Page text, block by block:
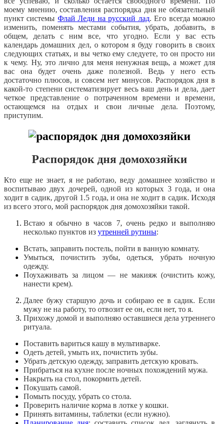
моему мнению, составления распорядка дня не обязательный
пункт системы Флай Леди на русский лад. Его всегда можно
изменить, поменять местами события, убрать, добавить, в
общем, делать с ним все, что угодно. Если у вас есть
календарь домашних дел, о котором я буду говорить в своих
следующих статьях, и вы четко ему следуете, то он просто ни
к чему. Ну, это лично для меня ненужная вещь, а может для
вас она будет очень даже полезной. Ведь у него есть
достаточно плюсов, и совсем нет минусов. Распорядок дня в
какой-то степени систематизирует весь ваш день и дела, дает
четкое представление о потраченном времени и времени,
остающемся на отдых и свои личные дела. Поэтому,
приступим.
Распорядок дня домохозяйки
Кто еще не знает, я не работаю, веду домашнее хозяйство и
воспитываю двух дочерей, одной из которых 3 года, и она
ходит в садик, другой 1.5 года, и она не ходит в садик. Исходя
из всего этого, мой распорядок дня домохозяйки такой.
Встаю я обычно в часов 7, очень редко и выполняю
несколько пунктов из утренней рутины:
Встать, заправить постель, пойти в ванную комнату.
Умыться, почистить зубы, одеться, убрать ночную
одежду.
Поухаживать за лицом — не макияж (очистить кожу,
нанести крем).
Далее бужу старшую дочь и собираю ее в садик. Если
мужу не на работу, то отвозит ее он, если нет, то я.
Прихожу домой и выполняю оставшиеся дела утреннего
ритуала.
Поставить вариться кашу в мультиварке.
Одеть детей, умыть их, почистить зубы.
Убрать детскую одежду, заправить детскую кровать.
Прибраться на кухне после ночных похождений мужа.
Накрыть на стол, покормить детей.
Покушать самой.
Помыть посуду, убрать со стола.
Проверить наличие корма в лотке у кошки.
Принять витамины, таблетки (если нужно).